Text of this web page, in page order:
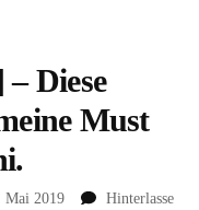
Diese
Must
Mai 2019
Hinterlasse